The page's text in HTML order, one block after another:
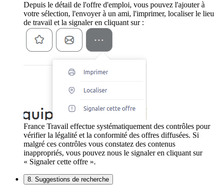
Depuis le détail de l'offre d'emploi, vous pouvez l'ajouter à
votre sélection, l'envoyer à un ami, l'imprimer, localiser le lieu
de travail et la signaler en cliquant sur :
France Travail effectue systématiquement des contrôles pour
vérifier la légalité et la conformité des offres diffusées. Si
malgré ces contrôles vous constatez des contenus
inappropriés, vous pouvez nous le signaler en cliquant sur
« Signaler cette offre ».
8. Suggestions de recherche